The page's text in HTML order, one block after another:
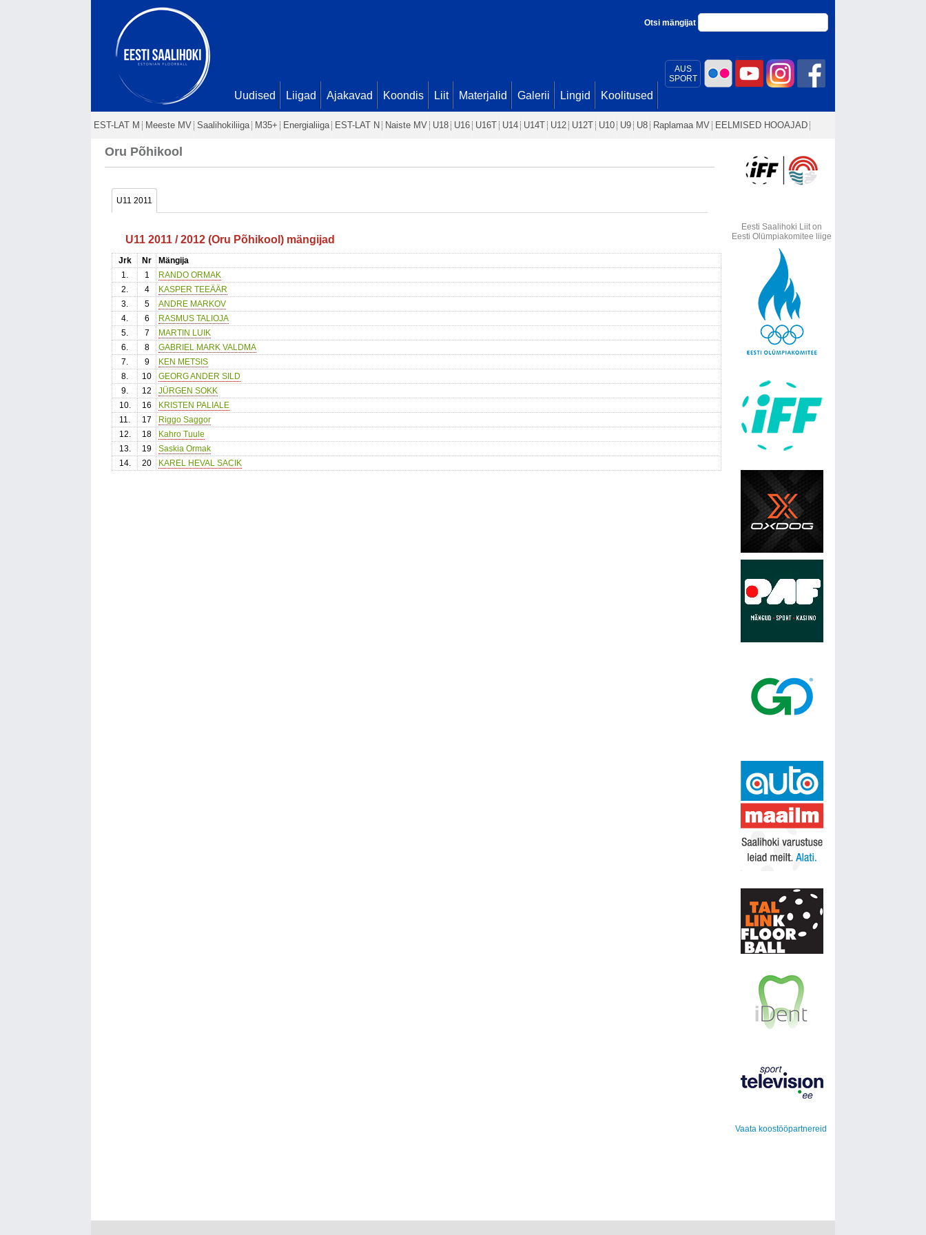
AUS
SPORT
Otsi mängijat
Uudised Liigad Ajakavad Koondis Liit Materjalid Galerii Lingid Koolitused
EST-LAT M Meeste MV Saalihokiliiga M35+ Energialiiga EST-LAT N Naiste MV U18 U16 U16T U14 U14T U12 U12T U10 U9 U8 Raplamaa MV EELMISED HOOAJAD
Oru Põhikool
U11 2011
U11 2011 / 2012 (Oru Põhikool) mängijad
Jrk Nr
Mängija
1.
1
RANDO ORMAK
2.
4
KASPER TEEÄÄR
3.
5
ANDRE MARKOV
4.
6
RASMUS TALIOJA
5.
7
MARTIN LUIK
6.
8
GABRIEL MARK VALDMA
7.
9
KEN METSIS
8.
10
GEORG ANDER SILD
9.
12
JÜRGEN SOKK
10.
16
KRISTEN PALIALE
11.
17
Riggo Saggor
12.
18
Kahro Tuule
13.
19
Saskia Ormak
14.
20 KAREL HEVAL SACIK
Eesti Saalihoki Liit on
Eesti Olümpiakomitee liige
Vaata koostööpartnereid